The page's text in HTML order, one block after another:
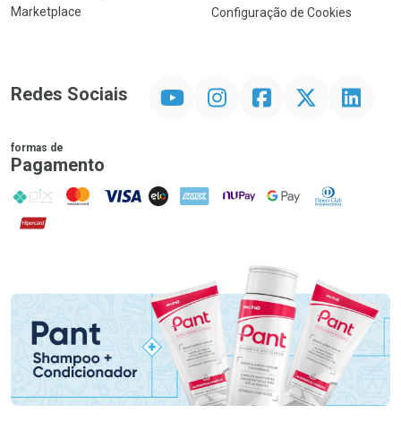
Marketplace
Configuração de Cookies
Redes Sociais InstagramFacebookTwitter Linkedin
formas de
Pagamento
PIX MasterCard
VISA ELO AMEX NuPay Google PayDiners Club
Hipercard
Promoção em Destaque